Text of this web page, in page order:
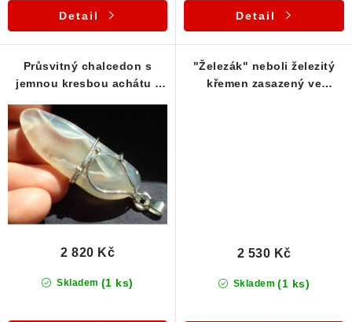
Poučení o právu na odstoupení od smlouvy
Detail Detail
Průsvitný chalcedon s
jemnou kresbou achátu -
Skladem (1 ks)
2 820 Kč
"Železák" neboli železitý
křemen zasazený ve
Skladem (1 ks)
2 530 Kč